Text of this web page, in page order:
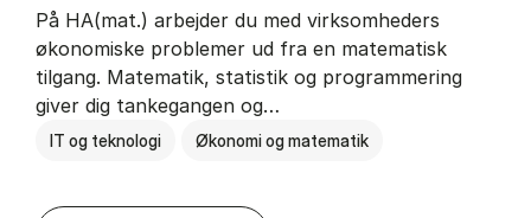
På HA(mat.) arbejder du med virksomheders
økonomiske problemer ud fra en matematisk
tilgang. Matematik, statistik og programmering
giver dig tankegangen og…
IT og teknologi Økonomi og matematik